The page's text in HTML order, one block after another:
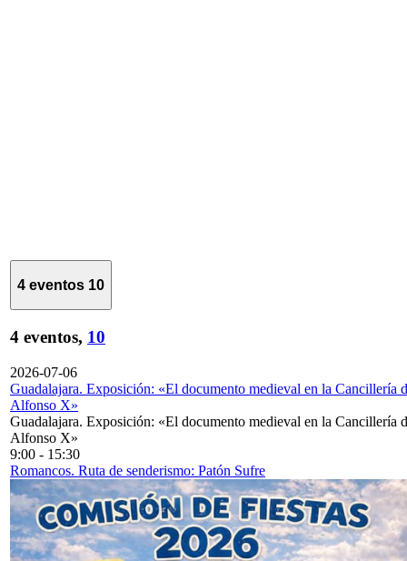
4 eventos 10
4 eventos, 10
2026-07-06
Guadalajara. Exposición: «El documento medieval en la Cancillería
Alfonso X»
Guadalajara. Exposición: «El documento medieval en la Cancillería
Alfonso X»
9:00 - 15:30
Romancos. Ruta de senderismo: Patón Sufre